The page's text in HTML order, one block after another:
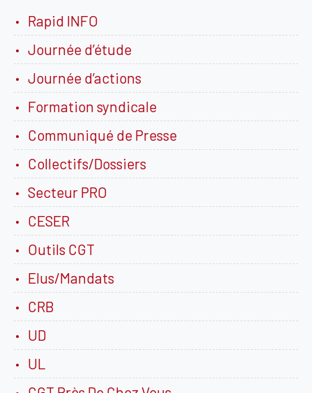
Rapid INFO
Journée d’étude
Journée d’actions
Formation syndicale
Communiqué de Presse
Collectifs/Dossiers
Secteur PRO
CESER
Outils CGT
Elus/Mandats
CRB
UD
UL